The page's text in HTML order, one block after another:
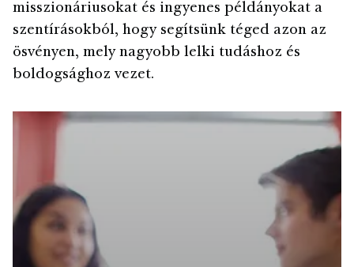
misszionáriusokat és ingyenes példányokat a
szentírásokból, hogy segítsünk téged azon az
ösvényen, mely nagyobb lelki tudáshoz és
boldogsághoz vezet.